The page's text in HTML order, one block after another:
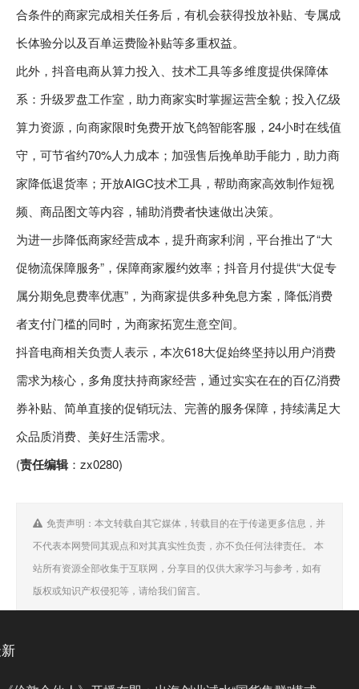
合条件的商家完成相关任务后，有机会获得投放补贴、专属成
长体验分以及百单运费险补贴等多重权益。
此外，抖音电商从算力投入、技术工具等多维度提供保障体
系：升级罗盘工作室，助力商家实时掌握运营全貌；投入亿级
算力资源，向商家限时免费开放飞鸽智能客服，24小时在线值
守，可节省约70%人力成本；加强售后挽单助手能力，助力商
家降低退货率；开放AIGC技术工具，帮助商家高效制作短视
频、商品图文等内容，辅助消费者快速做出决策。
为进一步降低商家经营成本，提升商家利润，平台推出了“大
促物流保障服务”，保障商家履约效率；抖音月付提供“大促专
属分期免息费率优惠”，为商家提供多种免息方案，降低消费
者支付门槛的同时，为商家拓宽生意空间。
抖音电商相关负责人表示，本次618大促始终坚持以用户消费
需求为核心，多角度扶持商家经营，通过实实在在的百亿消费
券补贴、简单直接的促销玩法、完善的服务保障，持续满足大
众品质消费、美好生活需求。
(责任编辑：zx0280)
免责声明：本文转载自其它媒体，转载目的在于传递更多信息，并
不代表本网赞同其观点和对其真实性负责，亦不负任何法律责任。 本
站所有资源全部收集于互联网，分享目的仅供大家学习与参考，如有
版权或知识产权侵犯等，请给我们留言。